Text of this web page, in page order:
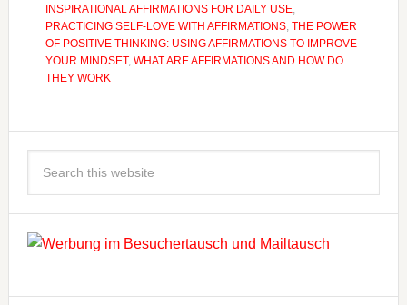
INSPIRATIONAL AFFIRMATIONS FOR DAILY USE,
PRACTICING SELF-LOVE WITH AFFIRMATIONS, THE POWER
OF POSITIVE THINKING: USING AFFIRMATIONS TO IMPROVE
YOUR MINDSET, WHAT ARE AFFIRMATIONS AND HOW DO
THEY WORK